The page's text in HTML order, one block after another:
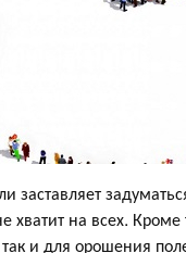
заставляет
хватит на всех.
и для орошения